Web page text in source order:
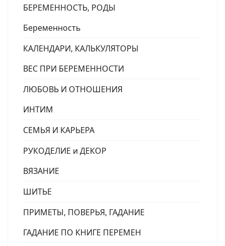
БЕРЕМЕННОСТЬ, РОДЫ
Беременность
КАЛЕНДАРИ, КАЛЬКУЛЯТОРЫ
ВЕС ПРИ БЕРЕМЕННОСТИ
ЛЮБОВЬ И ОТНОШЕНИЯ
ИНТИМ
СЕМЬЯ И КАРЬЕРА
РУКОДЕЛИЕ и ДЕКОР
ВЯЗАНИЕ
ШИТЬЕ
ПРИМЕТЫ, ПОВЕРЬЯ, ГАДАНИЕ
ГАДАНИЕ ПО КНИГЕ ПЕРЕМЕН